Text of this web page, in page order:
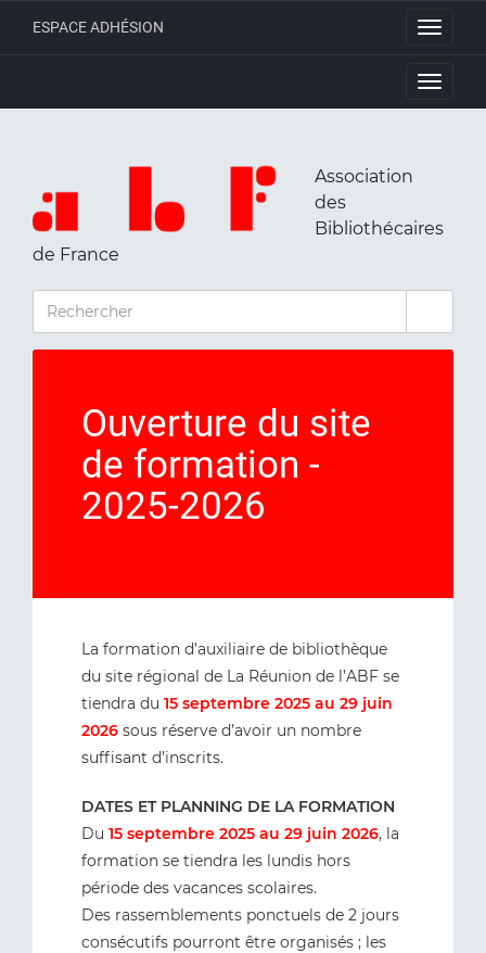
Toggle
ESPACE ADHÉSION
Toggle
Association
des
Bibliothécaires
de France
RECHERCHER
Ouverture du site
de formation -
2025-2026
La formation d’auxiliaire de bibliothèque
du site régional de La Réunion de l’ABF se
tiendra du 15 septembre 2025 au 29 juin
2026 sous réserve d’avoir un nombre
suffisant d’inscrits.
DATES ET PLANNING DE LA FORMATION
Du 15 septembre 2025 au 29 juin 2026, la
formation se tiendra les lundis hors
période des vacances scolaires.
Des rassemblements ponctuels de 2 jours
consécutifs pourront être organisés ; les